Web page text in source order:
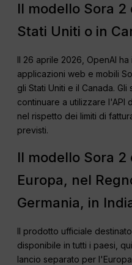
Il modello Sora
Stati Uniti o in
Il 26 aprile 2026, OpenAI
applicazioni web e mobili
gli Stati Uniti e il Canada.
continuare a utilizzare l'API
nel rispetto dei limiti di
previsti.
Il modello Sora 2
Europa, nel
Germania, in
Il prodotto ufficiale
disponibile in tutti i paesi,
lancio separato per